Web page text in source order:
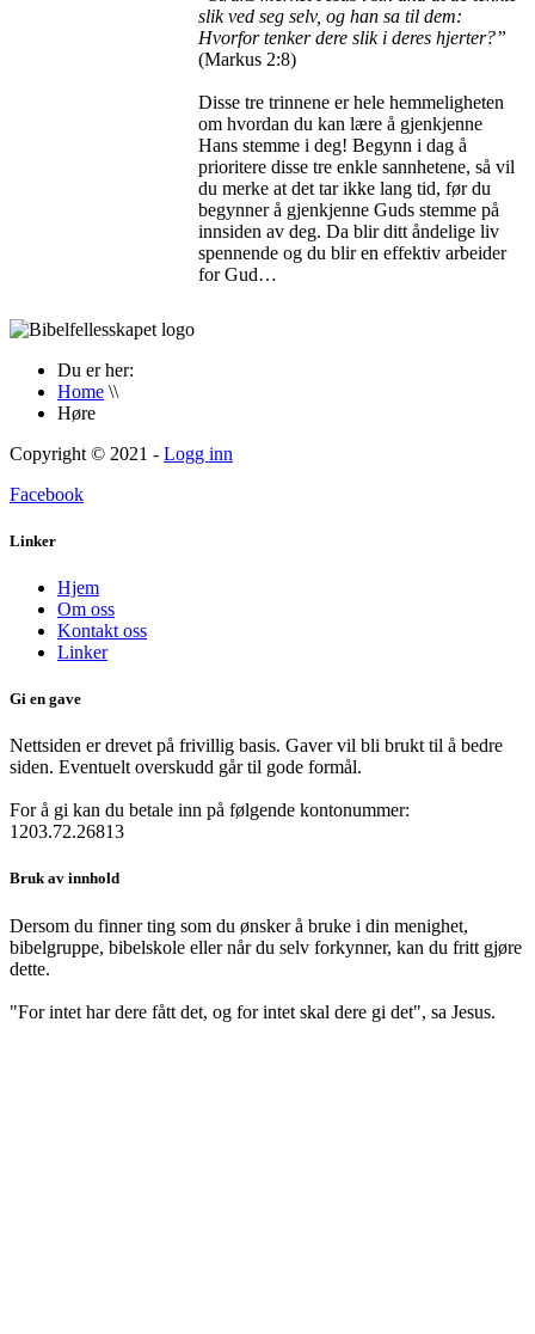
slik ved seg selv, og han sa til dem:
Hvorfor tenker dere slik i deres hjerter?”
(Markus 2:8)
Disse tre trinnene er hele hemmeligheten
om hvordan du kan lære å gjenkjenne
Hans stemme i deg! Begynn i dag å
prioritere disse tre enkle sannhetene, så vil
du merke at det tar ikke lang tid, før du
begynner å gjenkjenne Guds stemme på
innsiden av deg. Da blir ditt åndelige liv
spennende og du blir en effektiv arbeider
for Gud…
Du er her:
Home \\
Høre
Copyright © 2021 - Logg inn
Facebook
Linker
Hjem
Om oss
Kontakt oss
Linker
Gi en gave
Nettsiden er drevet på frivillig basis. Gaver vil bli brukt til å bedre
siden. Eventuelt overskudd går til gode formål.
For å gi kan du betale inn på følgende kontonummer:
1203.72.26813
Bruk av innhold
Dersom du finner ting som du ønsker å bruke i din menighet,
bibelgruppe, bibelskole eller når du selv forkynner, kan du fritt gjøre
dette.
"For intet har dere fått det, og for intet skal dere gi det", sa Jesus.